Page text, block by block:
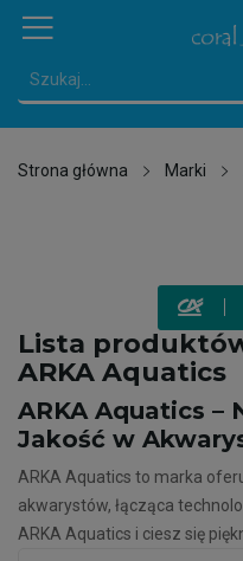
Strona główna Marki
Lista
ARKA Aquatics
ARKA Aquatics –
Jakość w
ARKA Aquatics to marka
akwarystów, łącząca
ARKA Aquatics i ciesz się